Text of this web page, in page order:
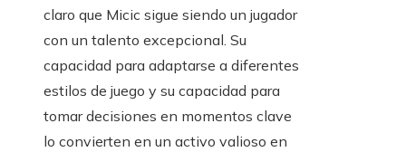
claro que Micic sigue siendo un jugador
con un talento excepcional. Su
capacidad para adaptarse a diferentes
estilos de juego y su capacidad para
tomar decisiones en momentos clave
lo convierten en un activo valioso en